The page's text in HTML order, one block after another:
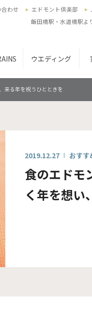
ウエディング
わせ エドモント倶楽部
飯田橋駅・水道橋駅よ
来る年を祝うひとときを
2019.12.27 おすす
食のエドモ
く年を想い